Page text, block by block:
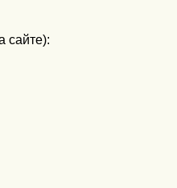
сайте):